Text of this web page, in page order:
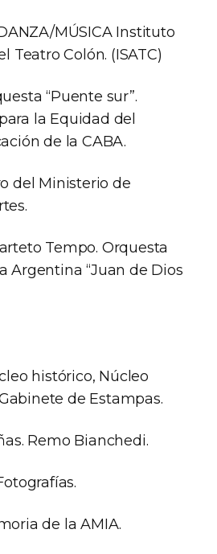
MÚSICA Instituto
Teatro Colón. (ISATC)
“Puente sur”.
la Equidad del
de la CABA.
del Ministerio de
Tempo. Orquesta
Argentina “Juan de Dios
histórico, Núcleo
de Estampas.
Remo Bianchedi.
de la AMIA.